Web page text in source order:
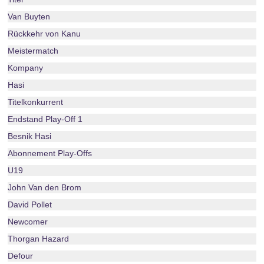
Van Buyten
Rückkehr von Kanu
Meistermatch
Kompany
Hasi
Titelkonkurrent
Endstand Play-Off 1
Besnik Hasi
Abonnement Play-Offs
U19
John Van den Brom
David Pollet
Newcomer
Thorgan Hazard
Defour